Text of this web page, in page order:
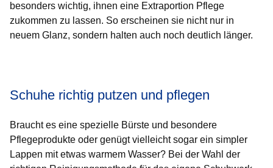
besonders wichtig, ihnen eine Extraportion Pflege
zukommen zu lassen. So erscheinen sie nicht nur in
neuem Glanz, sondern halten auch noch deutlich länger.
Schuhe richtig putzen und pflegen
Braucht es eine spezielle Bürste und besondere
Pflegeprodukte oder genügt vielleicht sogar ein simpler
Lappen mit etwas warmem Wasser? Bei der Wahl der